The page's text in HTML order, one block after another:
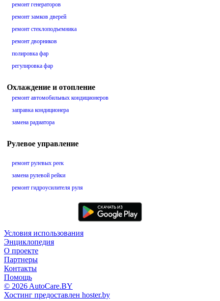
ремонт генераторов
ремонт замков дверей
ремонт стеклоподъемника
ремонт дворников
полировка фар
регулировка фар
Охлаждение и отопление
ремонт автомобильных кондиционеров
заправка кондиционера
замена радиатора
Рулевое управление
ремонт рулевых реек
замена рулевой рейки
ремонт гидроусилителя руля
Условия использования
Энциклопедия
О проекте
Партнеры
Контакты
Помощь
© 2026 AutoCare.BY
Хостинг предоставлен hoster.by